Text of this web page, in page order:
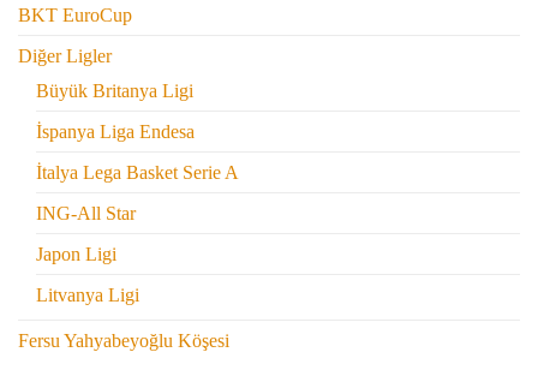
BKT EuroCup
Diğer Ligler
Büyük Britanya Ligi
İspanya Liga Endesa
İtalya Lega Basket Serie A
ING-All Star
Japon Ligi
Litvanya Ligi
Fersu Yahyabeyoğlu Köşesi